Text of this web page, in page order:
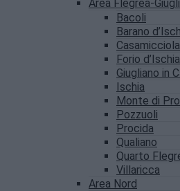
Area Flegrea-
Bacoli
Barano
Forio d’Ischia
Giugliano in
Ischia
Monte di
Pozzuoli
Procida
Qualiano
Quarto
Villaricca
Area Nord